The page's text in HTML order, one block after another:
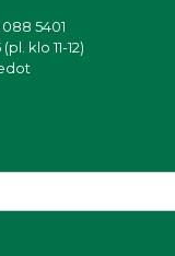
5401
klo 11-12)